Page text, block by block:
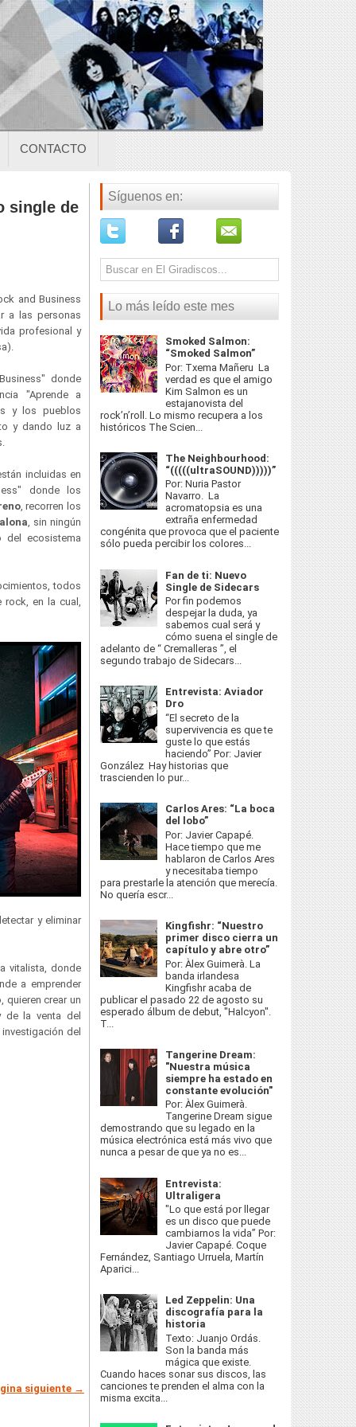
CONTACTO
single de
and Business
a las personas
profesional y
donde
"Aprende a
y los pueblos
y dando luz a
incluidas en
donde los
, recorren los
, sin ningún
del ecosistema
todos
rock, en la cual,
y eliminar
vitalista, donde
a emprender
quieren crear un
de la venta del
del
siguiente →
Síguenos en:
Lo más leído este mes
Smoked Salmon:
“Smoked Salmon”
Por: Txema Mañeru La
verdad es que el amigo
Kim Salmon es un
estajanovista del
rock’n’roll. Lo mismo recupera a los
históricos The Scien...
The Neighbourhood:
“(((((ultraSOUND)))))”
Por: Nuria Pastor
Navarro. La
acromatopsia es una
extraña enfermedad
congénita que provoca que el paciente
sólo pueda percibir los colores...
Fan de ti: Nuevo
Single de Sidecars
Por fin podemos
despejar la duda, ya
sabemos cual será y
cómo suena el single de
adelanto de “ Cremalleras ”, el
segundo trabajo de Sidecars...
Entrevista: Aviador
Dro
“El secreto de la
supervivencia es que te
guste lo que estás
haciendo” Por: Javier
González Hay historias que
trascienden lo pur...
Carlos Ares: “La boca
del lobo”
Por: Javier Capapé.
Hace tiempo que me
hablaron de Carlos Ares
y necesitaba tiempo
para prestarle la atención que merecía.
No quería escr...
Kingfishr: “Nuestro
primer disco cierra un
capítulo y abre otro”
Por: Àlex Guimerà. La
banda irlandesa
Kingfishr acaba de
publicar el pasado 22 de agosto su
esperado álbum de debut, "Halcyon".
T...
Tangerine Dream:
"Nuestra música
siempre ha estado en
constante evolución"
Por: Àlex Guimerà.
Tangerine Dream sigue
demostrando que su legado en la
música electrónica está más vivo que
nunca a pesar de que ya no es...
Entrevista:
Ultraligera
"Lo que está por llegar
es un disco que puede
cambiarnos la vida” Por:
Javier Capapé. Coque
Fernández, Santiago Urruela, Martín
Aparici...
Led Zeppelin: Una
discografía para la
historia
Texto: Juanjo Ordás.
Son la banda más
mágica que existe.
Cuando haces sonar sus discos, las
canciones te prenden el alma con la
misma excita...